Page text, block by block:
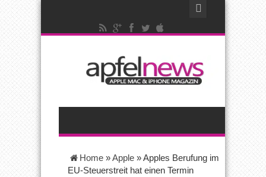
Home »Apple »Apples Berufung im
EU-Steuerstreit hat einen Termin